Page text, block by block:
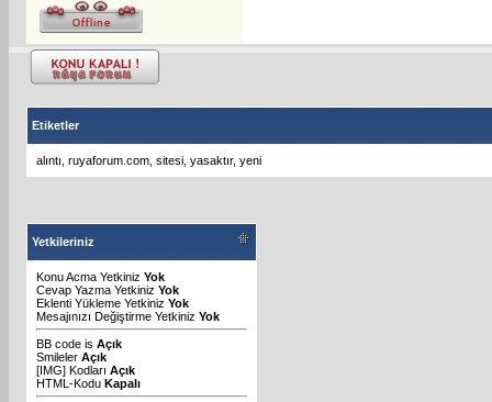
Etiketler
alıntı ruyaforum.com sitesi yasaktır, yeni
Yetkileriniz
Konu Acma Yetkiniz Yok
Cevap Yazma Yetkiniz Yok
Eklenti Yükleme Yetkiniz Yok
Mesajınızı Değiştirme Yetkiniz Yok
BB code is Açık
Smileler Açık
[IMG] Kodları Açık
HTML-Kodu Kapalı